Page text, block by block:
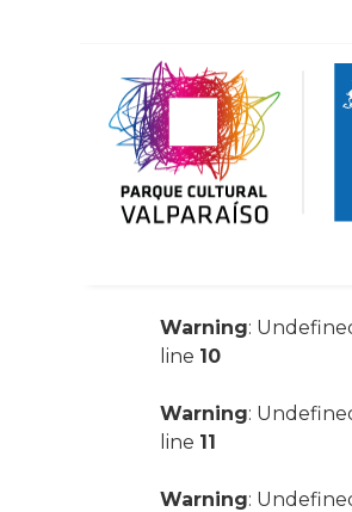
Warning:
line 10
Warning:
line 11
Warning: